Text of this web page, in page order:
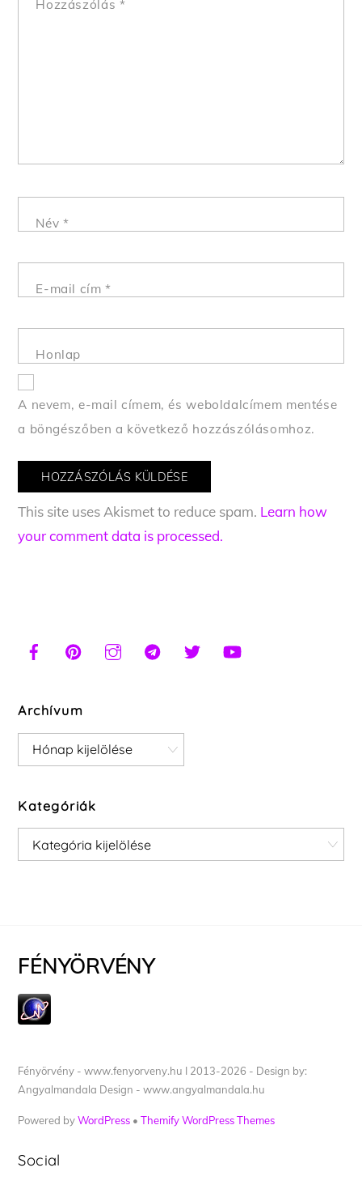
Hozzászólás *
Név *
E-mail cím*
Honlap
A nevem, e-mail címem, és weboldalcímem mentése
a böngészőben a következő hozzászólásomhoz.
This site uses Akismet to reduce spam. Learn how
your comment data is processed.
Archívum
Archívum
Kategóriák
Kategóriák
FÉNYÖRVÉNY
Fényörvény - www.fenyorveny.hu I 2013-2026 - Design by:
Angyalmandala Design - www.angyalmandala.hu
Powered byWordPress •Themify WordPress Themes
Social